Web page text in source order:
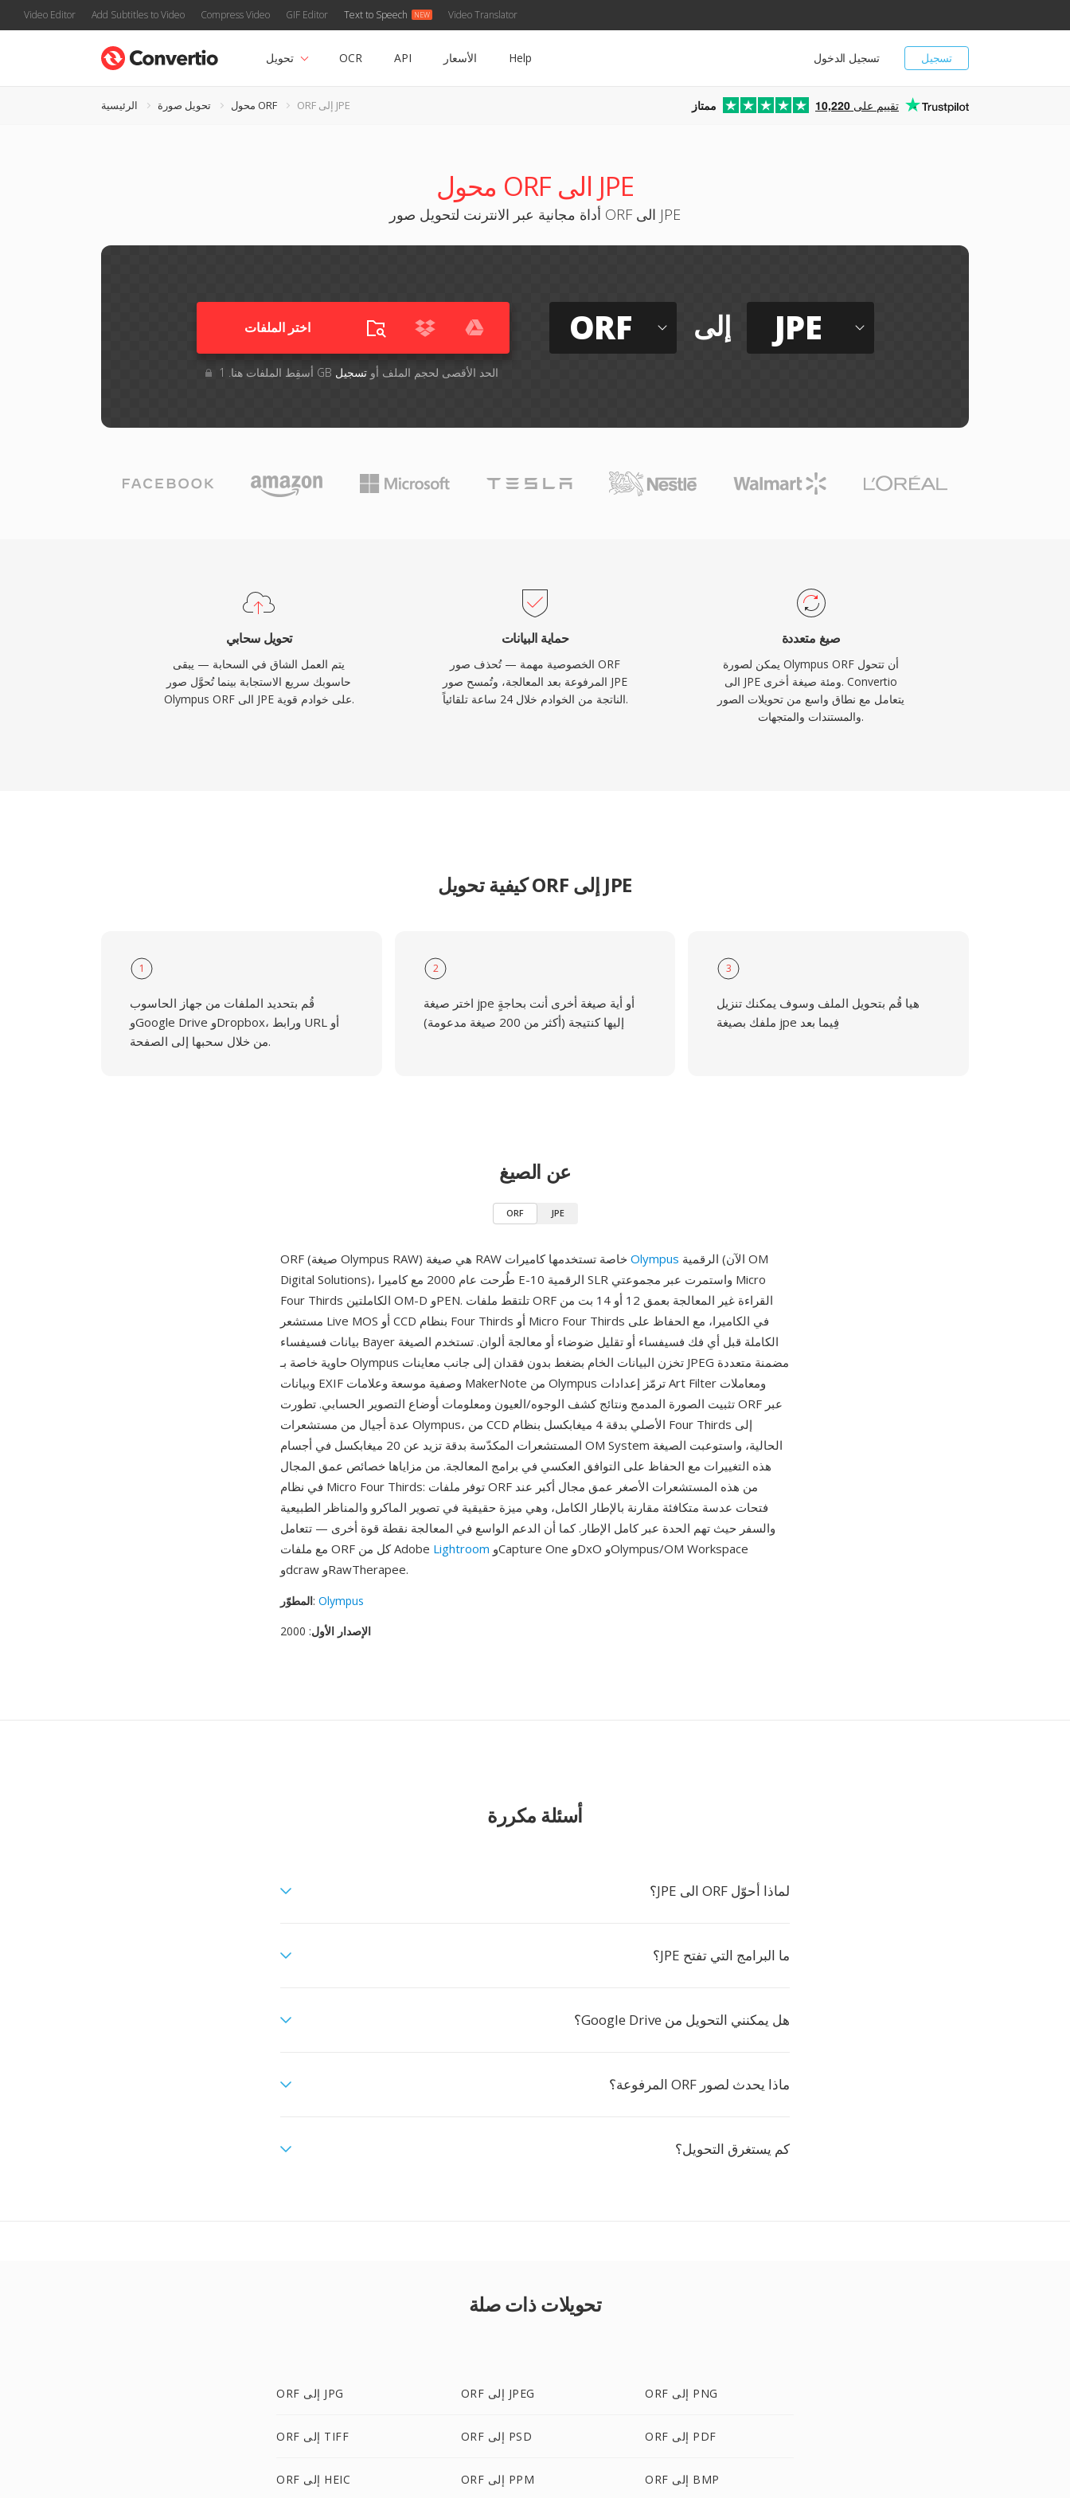
Video Editor Add Subtitles to Video Compress Video GIF Editor Text to Speech Video Translator
تسجيل تسجيل الدخول تحويل OCR API الأسعار Help
الرئيسية تحويل صورة محول ORF ORF إلى JPE ممتاز 10,220 تقييم على
محول ORF الى JPE
أداة مجانية عبر الانترنت لتحويل صور ORF الى JPE
اختر الملفات
أسقِط الملفات هنا. 1 GB الحد الأقصى لحجم الملف أوتسجيل
ORF إلى JPE
تحويل سحابي
يتم العمل الشاق في السحابة — يبقى
حاسوبك سريع الاستجابة بينما تُحوَّل صور
Olympus ORF الى JPE على خوادم قوية.
حماية البيانات
الخصوصية مهمة — تُحذف صور ORF
المرفوعة بعد المعالجة، وتُمسح صور JPE
الناتجة من الخوادم خلال 24 ساعة تلقائياً.
صيغ متعددة
يمكن لصورة Olympus ORF أن تتحول
الى JPE ومئة صيغة أخرى. Convertio
يتعامل مع نطاق واسع من تحويلات الصور
والمستندات والمتجهات.
كيفية تحويل ORF إلى JPE
1
قُم بتحديد الملفات من جهاز الحاسوب
وGoogle Drive وDropbox، ورابط URL أو
من خلال سحبها إلى الصفحة.
2
اختر صيغة jpe أو أية صيغة أخرى أنت بحاجةٍ
إليها كنتيجة (أكثر من 200 صيغة مدعومة)
3
هيا قُم بتحويل الملف وسوف يمكنك تنزيل
ملفك بصيغة jpe فِيما بعد
عن الصيغ
ORF JPE
Olympus
Digital Solutions)، طُرحت عام 2000 مع كاميرا E-10 الرقمية SLR واستمرت عبر مجموعتي Micro
Four Thirds الكاملتين OM-D وPEN. تلتقط ملفات ORF القراءة غير المعالجة بعمق 12 أو 14 بت من
مستشعر Live MOS أو CCD بنظام Four Thirds أو Micro Four Thirds في الكاميرا، مع الحفاظ على
بيانات فسيفساء Bayer الكاملة قبل أي فك فسيفساء أو تقليل ضوضاء أو معالجة ألوان. تستخدم الصيغة
حاوية خاصة بـ Olympus تخزن البيانات الخام بضغط بدون فقدان إلى جانب معاينات JPEG مضمنة متعددة
وبيانات EXIF وصفية موسعة وعلامات MakerNote من Olympus ترمّز إعدادات Art Filter ومعاملات
تثبيت الصورة المدمج ونتائج كشف الوجوه/العيون ومعلومات أوضاع التصوير الحسابي. تطورت ORF عبر
عدة أجيال من مستشعرات Olympus، من CCD الأصلي بدقة 4 ميغابكسل بنظام Four Thirds إلى
المستشعرات المكدّسة بدقة تزيد عن 20 ميغابكسل في أجسام OM System الحالية، واستوعبت الصيغة
هذه التغييرات مع الحفاظ على التوافق العكسي في برامج المعالجة. من مزاياها خصائص عمق المجال
في نظام Micro Four Thirds: توفر ملفات ORF من هذه المستشعرات الأصغر عمق مجال أكبر عند
فتحات عدسة متكافئة مقارنة بالإطار الكامل، وهي ميزة حقيقية في تصوير الماكرو والمناظر الطبيعية
والسفر حيث تهم الحدة عبر كامل الإطار. كما أن الدعم الواسع في المعالجة نقطة قوة أخرى — تتعامل
مع ملفات ORF كل من Adobe Lightroom
وdcraw وRawTherapee.
المطوّر: Olympus
الإصدار الأول: 2000
أسئلة مكررة
لماذا أحوّل ORF الى JPE؟
ما البرامج التي تفتح JPE؟
هل يمكنني التحويل من Google Drive؟
ماذا يحدث لصور ORF المرفوعة؟
كم يستغرق التحويل؟
تحويلات ذات صلة
ORF إلى JPG ORF إلى JPEG ORF إلى PNG
ORF إلى TIFF ORF إلى PSD ORF إلى PDF
ORF إلى HEIC ORF إلى PPM ORF إلى BMP